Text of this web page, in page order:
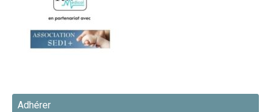
Adhérer